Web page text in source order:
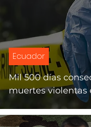
Mil 500 días
muertes violentas
Ecuador